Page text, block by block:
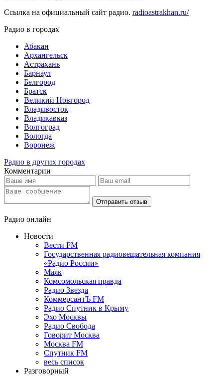
Ссылка на официальный сайт радио. radioastrakhan.ru/
Радио в городах
Абакан
Архангельск
Астрахань
Барнаул
Белгород
Братск
Великий Новгород
Владивосток
Владикавказ
Волгоград
Вологда
Воронеж
Радио в других городах
Комментарии
Отправить отзыв
Радио онлайн
Новости
Вести FM
Государственная радиовещательная компания
«Радио России»
Маяк
Комсомольская правда
Радио Звезда
КоммерсантЪ FM
Радио Спутник в Крыму
Эхо Москвы
Радио Свобода
Говорит Москва
Москва FM
Спутник FM
весь список
Разговорный